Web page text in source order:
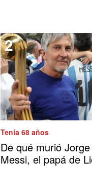
Tenía 68 años
De qué murió Jorge
Messi, el papá de